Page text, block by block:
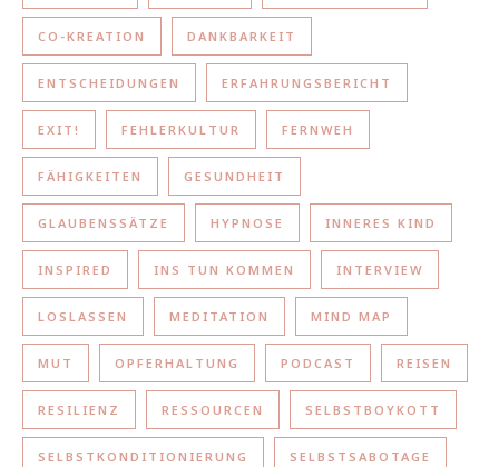
CO-KREATION DANKBARKEIT
ENTSCHEIDUNGEN ERFAHRUNGSBERICHT
EXIT! FEHLERKULTUR FERNWEH
FÄHIGKEITEN GESUNDHEIT
GLAUBENSSÄTZE HYPNOSE INNERES KIND
INSPIRED INS TUN KOMMEN INTERVIEW
LOSLASSEN MEDITATION MIND MAP
MUT OPFERHALTUNG PODCAST REISEN
RESILIENZ RESSOURCEN SELBSTBOYKOTT
SELBSTKONDITIONIERUNG SELBSTSABOTAGE